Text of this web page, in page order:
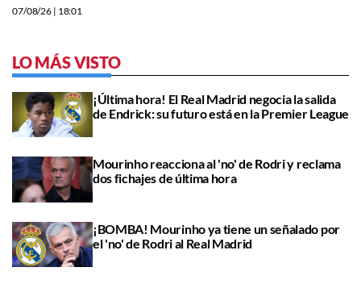
07/08/26 | 18:01
LO MÁS VISTO
¡Última hora! El Real Madrid negocia la salida
de Endrick: su futuro está en la Premier League
Mourinho reacciona al 'no' de Rodri y reclama
dos fichajes de última hora
¡BOMBA! Mourinho ya tiene un señalado por
el 'no' de Rodri al Real Madrid